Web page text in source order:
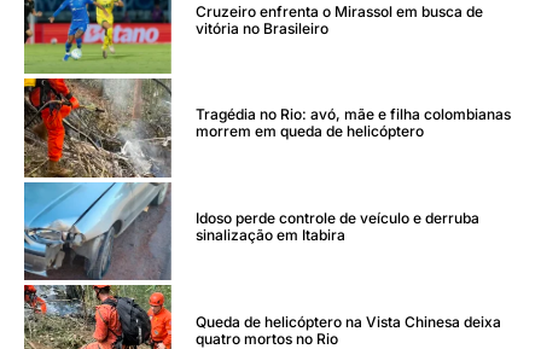
Cruzeiro enfrenta o Mirassol em busca de
vitória no Brasileiro
Tragédia no Rio: avó, mãe e filha colombianas
morrem em queda de helicóptero
Idoso perde controle de veículo e derruba
sinalização em Itabira
Queda de helicóptero na Vista Chinesa deixa
quatro mortos no Rio